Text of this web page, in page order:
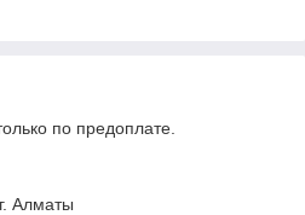
по предоплате.
Алматы